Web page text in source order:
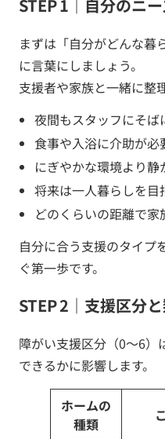
STEP 1｜自分のニ
まずは「自分がどんな暮
に言葉にしましょう。
支援者や家族と一緒に整
夜間もスタッフにそば
食事や入浴に介助が必
にぎやかな環境より静
将来は一人暮らしを目
どのくらいの距離で
自分に合う支援のタイプ
ぐ第一歩です。
STEP 2｜支援区分
障がい支援区分（0〜6）
できるかに影響します。
ホームの
種類